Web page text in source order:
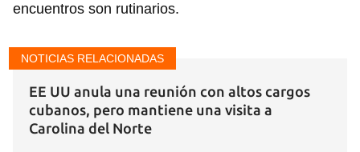
encuentros son rutinarios.
NOTICIAS RELACIONADAS
EE UU anula una reunión con altos cargos
cubanos, pero mantiene una visita a
Carolina del Norte